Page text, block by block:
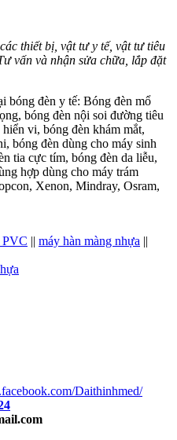
thiết bị, vật tư y tế, vật tư tiêu
vấn và nhận sửa chữa, lắp đặt
bóng đèn y tế: Bóng đèn mổ
bóng đèn nội soi đường tiêu
vi, bóng đèn khám mắt,
bóng đèn dùng cho máy sinh
tia cực tím, bóng đèn da liễu,
hợp dùng cho máy trám
Xenon, Mindray, Osram,
PVC || máy hàn màng nhựa ||
Daithinhmed/